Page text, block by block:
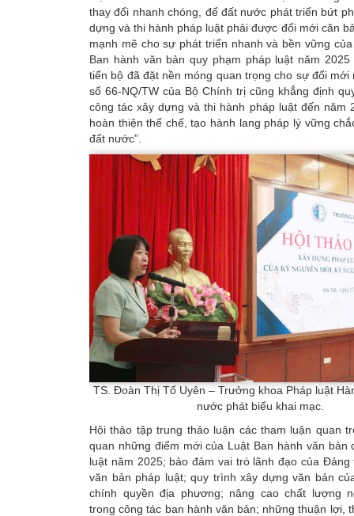
thay đổi nhanh chóng, để đất nước phát triển bứt
dựng và thi hành pháp luật phải được đổi mới căn
mạnh mẽ cho sự phát triển nhanh và bền vững
Ban hành văn bản quy phạm pháp luật năm
tiến bộ đã đặt nền móng quan trọng cho sự đổi mới
số 66-NQ/TW của Bộ Chính trị cũng khẳng định
công tác xây dựng và thi hành pháp luật đến năm
hoàn thiện thể chế, tạo hành lang pháp lý vững
đất nước”.
TS. Đoàn Thị Tố Uyên – Trưởng khoa Pháp luật
nước phát biểu khai mạc.
Hội thảo tập trung thảo luận các tham luận quan
quan những điểm mới của Luật Ban hành văn bản
luật năm 2025; bảo đảm vai trò lãnh đạo của Đảng
văn bản pháp luật; quy trình xây dựng văn bản
chính quyền địa phương; nâng cao chất lượng
trong công tác ban hành văn bản; những thuận lợi,